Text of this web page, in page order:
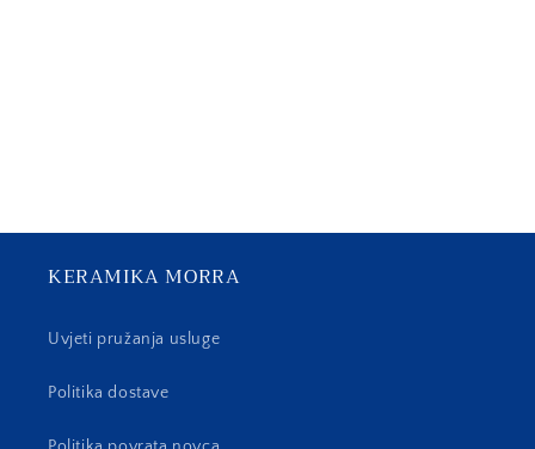
KERAMIKA MORRA
Uvjeti pružanja usluge
Politika dostave